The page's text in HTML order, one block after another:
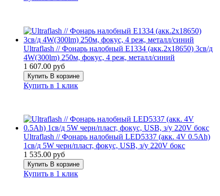
Ultraflash // Фонарь налобный E1334 (акк.2x18650) 3св/д
4W(300lm) 250м, фокус, 4 реж, металл/синий
1 607.00 руб
Купить В корзине
Купить в 1 клик
Ultraflash // Фонарь налобный LED5337 (акк. 4V 0.5Ah)
1св/д 5W черн/пласт, фокус, USB, з/у 220V бокс
1 535.00 руб
Купить В корзине
Купить в 1 клик